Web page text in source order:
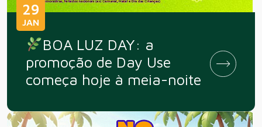
29
JAN
BOA LUZ DAY: a
promoção de Day Use
começa hoje à meia-noite